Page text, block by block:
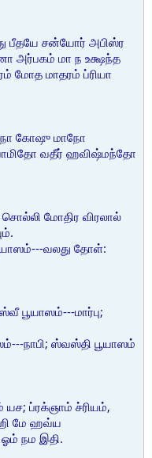
பீதயே சன்யோர் அபிஸ்ர
அர்பகம் மா ந உக்ஷந்த
மோத மாதரம் ப்ரியா
கோஷு மாநோ
வதீர் ஹவிஷ்மந்தோ
மோதிர விரலால்
வலது தோள்:
பூயாஸம்---மார்பு;
நாபி; ஸ்வஸ்தி பூயாஸம்
ப்ரக்ஞாம் ச்ரியம்,
மே ஹவ்ய
நம இதி.